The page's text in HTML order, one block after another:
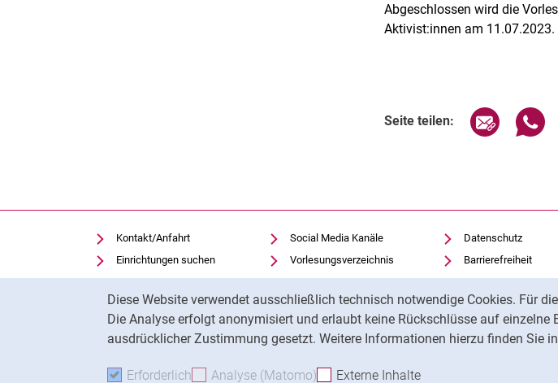
Diese Website verwendet ausschließlich technisch notwendige Cookies. Für
Die Analyse erfolgt anonymisiert und erlaubt keine Rückschlüsse auf
ausdrücklicher Zustimmung gesetzt. Weitere Informationen hierzu finden Sie
Erforderlich Erforderliche Cookies akzeptieren
Analyse (Matomo) Analyse-Cookies akzeptieren
Externe Inhalte
Abgeschlossen wird die
Aktivist:innen am 11.07.2023.
Seite teilen: Seite
Kontakt/Anfahrt
Einrichtungen suchen
Stellenangebote
Notfall
Cookie-Einstellungen
Social Media Kanäle
Vorlesungsverzeichnis
Moodle
Panopto
Universitätsbibliothek
Datenschutz
Barrierefreiheit
Transparenter KI-
Impressum